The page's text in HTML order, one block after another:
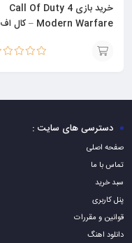
خرید بازی Call Of Duty 4
Modern Warfare – کال اف
دسترسی های سایت :
صفحه اصلی
تماس با ما
سبد خرید
پنل کاربری
قوانین و مقررات
دانلود اهنگ